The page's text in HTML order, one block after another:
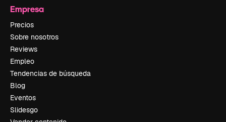
Empresa
Precios
Sobre nosotros
Reviews
Empleo
Tendencias de búsqueda
Blog
Eventos
Slidesgo